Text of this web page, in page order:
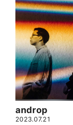
androp
2023.07.21